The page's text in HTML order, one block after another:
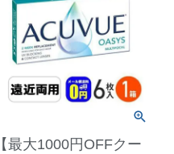
【最大1000円OFFクー